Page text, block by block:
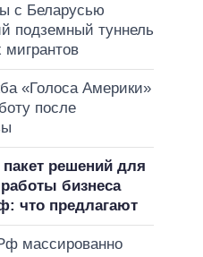
с Беларусью
подземный туннель
мигрантов
«Голоса Америки»
после
решений для
бизнеса
что предлагают
массированно